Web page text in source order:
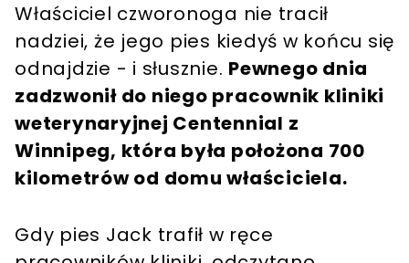
Właściciel czworonoga nie tracił
nadziei, że jego pies kiedyś w końcu się
odnajdzie - i słusznie. Pewnego dnia
zadzwonił do niego pracownik kliniki
weterynaryjnej Centennial z
Winnipeg, która była położona 700
kilometrów od domu właściciela.
Gdy pies Jack trafił w ręce